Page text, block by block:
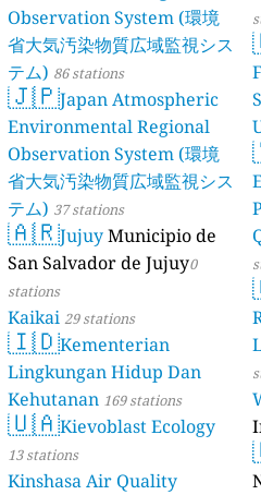
Observation System (環境
省大気汚染物質広域監視シス
テム) 86 stations
🇯🇵Japan Atmospheric
Environmental Regional
Observation System (環境
省大気汚染物質広域監視シス
テム) 37 stations
🇦🇷Jujuy Municipio de
San Salvador de Jujuy0
stations
Kaikai 29 stations
🇮🇩Kementerian
Lingkungan Hidup Dan
Kehutanan 169 stations
🇺🇦Kievoblast Ecology
13 stations
Kinshasa Air Quality